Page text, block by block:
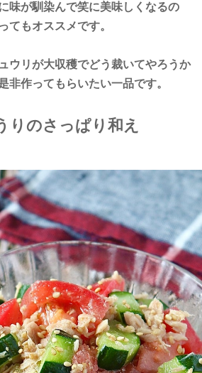
味が馴染んで笑に美味しくなるの
てもオススメです。
ウリが大収穫でどう裁いてやろうか
非作ってもらいたい一品です。
りのさっぱり和え